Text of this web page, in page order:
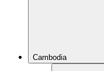
Cambodia